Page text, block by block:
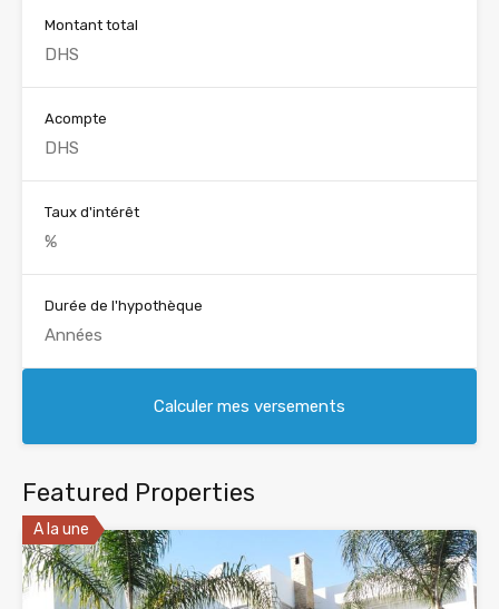
Montant total
Acompte
Taux d'intérêt
Durée de l'hypothèque
Featured Properties
A la une